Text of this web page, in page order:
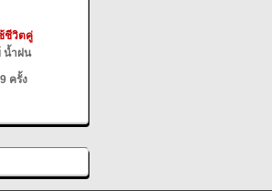
ชีวิตคู่
น้ำฝน
ครั้ง